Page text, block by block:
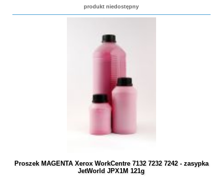
produkt niedostępny
Proszek MAGENTA Xerox WorkCentre 7132 7232 7242 - zasypka
JetWorld JPX1M 121g